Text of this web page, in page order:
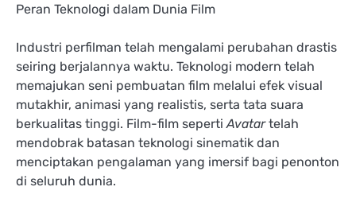
Peran Teknologi dalam Dunia Film
Industri perfilman telah mengalami perubahan drastis
seiring berjalannya waktu. Teknologi modern telah
memajukan seni pembuatan film melalui efek visual
mutakhir, animasi yang realistis, serta tata suara
berkualitas tinggi. Film-film sepertiAvatartelah
mendobrak batasan teknologi sinematik dan
menciptakan pengalaman yang imersif bagi penonton
di seluruh dunia.